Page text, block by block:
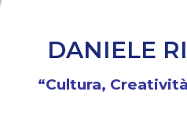
DANIELE
“Cultura,